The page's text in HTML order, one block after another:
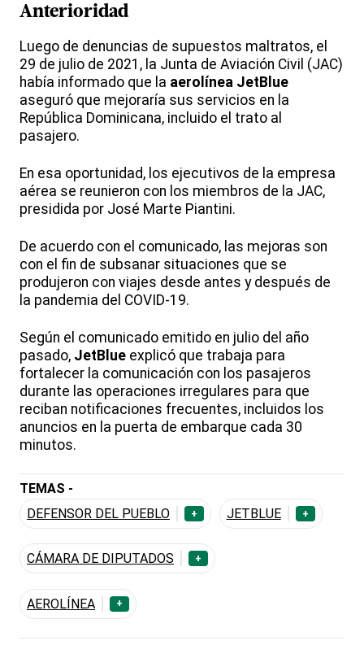
Anterioridad
Luego de denuncias de supuestos maltratos, el
29 de julio de 2021, la Junta de Aviación Civil (JAC)
había informado que la aerolínea JetBlue
aseguró que mejoraría sus servicios en la
República Dominicana, incluido el trato al
pasajero.
En esa oportunidad, los ejecutivos de la empresa
aérea se reunieron con los miembros de la JAC,
presidida por José Marte Piantini.
De acuerdo con el comunicado, las mejoras son
con el fin de subsanar situaciones que se
produjeron con viajes desde antes y después de
la pandemia del COVID-19.
Según el comunicado emitido en julio del año
pasado, JetBlue explicó que trabaja para
fortalecer la comunicación con los pasajeros
durante las operaciones irregulares para que
reciban notificaciones frecuentes, incluidos los
anuncios en la puerta de embarque cada 30
minutos.
TEMAS -
DEFENSOR DEL PUEBLO
+ JETBLUE +
CÁMARA DE DIPUTADOS +
AEROLÍNEA +